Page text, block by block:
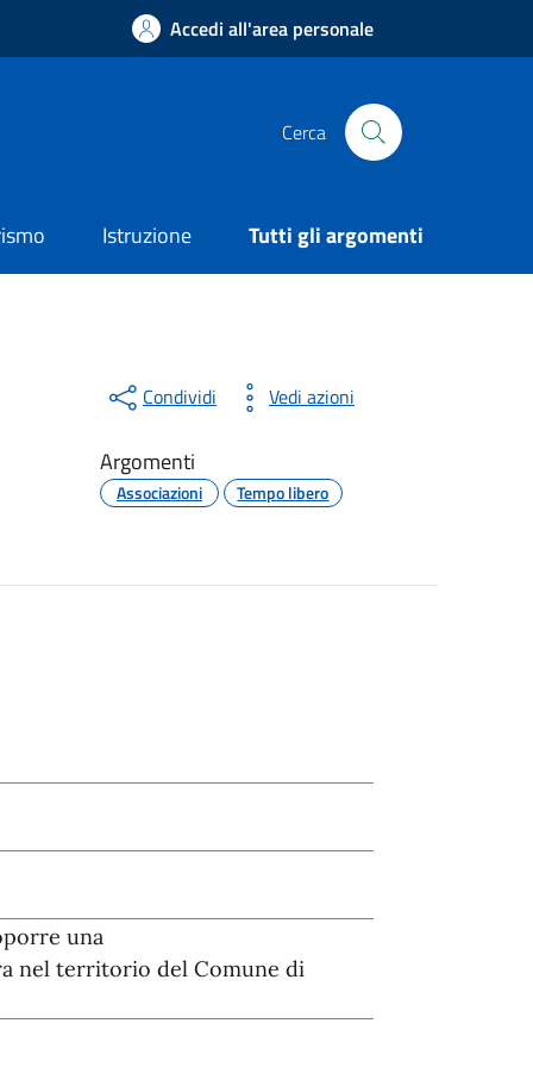
Accedi all'area personale
Cerca
Istruzione Tutti gli argomenti
Condividi Vedi azioni
Argomenti
Associazioni Tempo libero
una
nel territorio del Comune di